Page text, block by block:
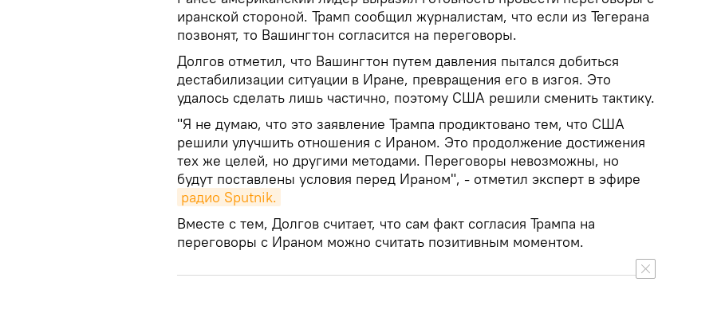
иранской стороной. Трамп сообщил журналистам, что если из Тегерана
позвонят, то Вашингтон согласится на переговоры.
Долгов отметил, что Вашингтон путем давления пытался добиться
дестабилизации ситуации в Иране, превращения его в изгоя. Это
удалось сделать лишь частично, поэтому США решили сменить тактику.
"Я не думаю, что это заявление Трампа продиктовано тем, что США
решили улучшить отношения с Ираном. Это продолжение достижения
тех же целей, но другими методами. Переговоры невозможны, но
будут поставлены условия перед Ираном", - отметил эксперт в эфире
радио Sputnik.
Вместе с тем, Долгов считает, что сам факт согласия Трампа на
переговоры с Ираном можно считать позитивным моментом.